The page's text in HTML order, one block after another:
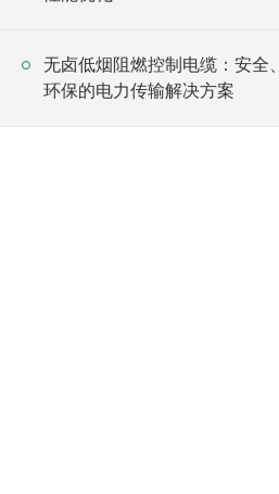
无卤低烟阻燃控制电缆：安全、
环保的电力传输解决方案